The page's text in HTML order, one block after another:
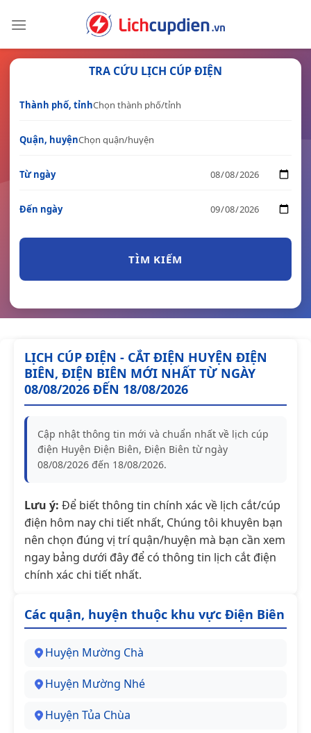
TRA CỨU LỊCH CÚP ĐIỆN
Thành phố, tỉnh
Quận, huyện
Từ ngày
Đến ngày
TÌM KIẾM
LỊCH CÚP ĐIỆN - CẮT ĐIỆN HUYỆN ĐIỆN
BIÊN, ĐIỆN BIÊN MỚI NHẤT TỪ NGÀY
08/08/2026 ĐẾN 18/08/2026
Cập nhật thông tin mới và chuẩn nhất về lịch cúp
điện Huyện Điện Biên, Điện Biên từ ngày
08/08/2026 đến 18/08/2026.
Lưu ý: Để biết thông tin chính xác về lịch cắt/cúp
điện hôm nay chi tiết nhất, Chúng tôi khuyên bạn
nên chọn đúng vị trí quận/huyện mà bạn cần xem
ngay bảng dưới đây để có thông tin lịch cắt điện
chính xác chi tiết nhất.
Các quận, huyện thuộc khu vực Điện Biên
Huyện Mường Chà
Huyện Mường Nhé
Huyện Tủa Chùa